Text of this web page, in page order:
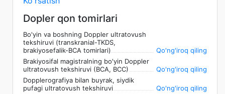
Dopler qon tomirlari
Bo'yin va boshning Doppler ultratovush
tekshiruvi (transkranial-TKDS,
brakiyosefalik-BCA tomirlari)
Qo'ng'iroq qiling
Brakiyosifal magistralning bo'yin Doppler
ultratovush tekshiruvi (BCA, BCC)
Qo'ng'iroq qiling
Dopplerografiya bilan buyrak, siydik
pufagi ultratovush tekshiruvi
Qo'ng'iroq qiling